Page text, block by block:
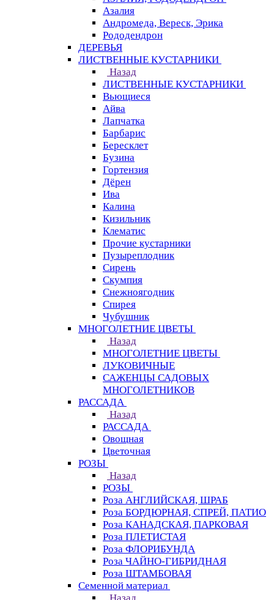
Азалия
Андромеда, Вереск, Эрика
Рододендрон
ДЕРЕВЬЯ
ЛИСТВЕННЫЕ КУСТАРНИКИ
Назад
ЛИСТВЕННЫЕ КУСТАРНИКИ
Вьющиеся
Айва
Лапчатка
Барбарис
Бересклет
Бузина
Гортензия
Дёрен
Ива
Калина
Кизильник
Клематис
Прочие кустарники
Пузыреплодник
Сирень
Скумпия
Снежноягодник
Спирея
Чубушник
МНОГОЛЕТНИЕ ЦВЕТЫ
Назад
МНОГОЛЕТНИЕ ЦВЕТЫ
ЛУКОВИЧНЫЕ
САЖЕНЦЫ САДОВЫХ
МНОГОЛЕТНИКОВ
РАССАДА
Назад
РАССАДА
Овощная
Цветочная
РОЗЫ
Назад
РОЗЫ
Роза АНГЛИЙСКАЯ, ШРАБ
Роза БОРДЮРНАЯ, СПРЕЙ, ПАТИО
Роза КАНАДСКАЯ, ПАРКОВАЯ
Роза ПЛЕТИСТАЯ
Роза ФЛОРИБУНДА
Роза ЧАЙНО-ГИБРИДНАЯ
Роза ШТАМБОВАЯ
Семенной материал